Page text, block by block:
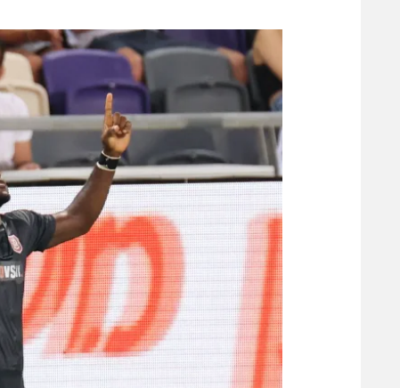
תקנון משתתפים וזוכים בפרסים
תקנון עבור פעילות אלקטרה
תקנון עבור פעילות ספורט 1 – "מרלן"
טניס
גיימינג E-Sports
תנאי שימוש
מדיניות פרטיות
תקנון פעילות ספורט 1
רשיון להקרנה פומבית לבית עסק
הצטרפות לחבילת הערוצים
לוח דרושים – ג'ובנט
הפועל
מכבי
בני